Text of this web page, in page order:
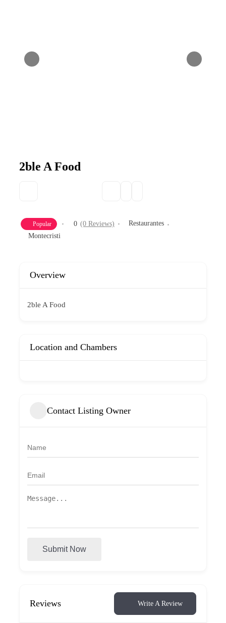
2ble A Food
Popular 0 (0 Reviews)
Restaurantes
Montecristi
Overview
2ble A Food
Location and Chambers
Contact Listing Owner
Submit Now
Reviews Write A Review